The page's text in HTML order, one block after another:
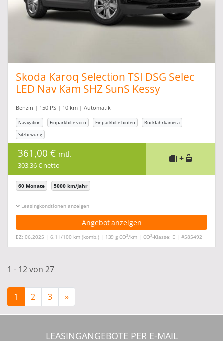
Skoda Karoq Selection TSI DSG Selec
LED Nav Kam SHZ SunS Kessy
Benzin | 150 PS | 10 km | Automatik
Navigation Einparkhilfe vorn Einparkhilfe hinten
Rückfahrkamera
Sitzheizung
361,00 € mtl.
303,36 € netto
+
60 Monate 5000 km/Jahr
Leasingkonditionen ein-/ausblenden
Angebot anzeigen
EZ: 06.2025 | 6,1 l/100 km (komb.) | 139 g CO2/km | CO2-Klasse: E | #585492
1 - 12 von 27
1 2 3 »
LEASINGANGEBOTE PER E-MAIL